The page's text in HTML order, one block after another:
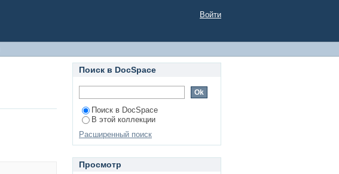
Войти
Поиск в DocSpace
Поиск в DocSpace
В этой коллекции
Расширенный поиск
Просмотр